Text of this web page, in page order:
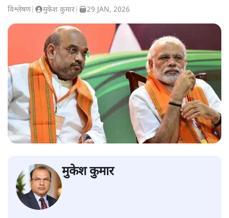
विश्लेषण| मुकेश कुमार 29 JAN, 2026
मुकेश कुमार